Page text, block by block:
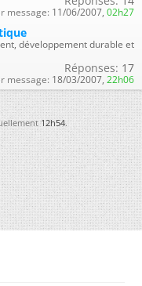
message: 11/06/2007, 02h27
développement durable et
Réponses: 17
message: 18/03/2007, 22h06
12h54.